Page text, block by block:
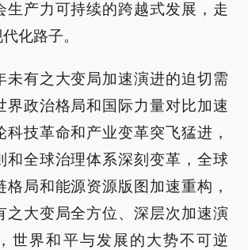
生产力可持续的跨越式发展，走
化路子。
未有之大变局加速演进的迫切需
界政治格局和国际力量对比加速
科技革命和产业变革突飞猛进，
和全球治理体系深刻变革，全球
格局和能源资源版图加速重构，
之大变局全方位、深层次加速演
世界和平与发展的大势不可逆